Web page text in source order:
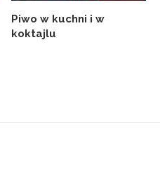
Piwo w kuchni i w
koktajlu